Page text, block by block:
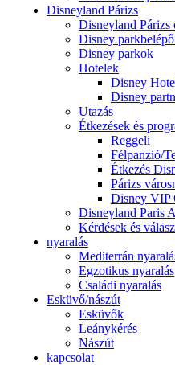
Disneyland Párizs
Disneyland Párizs
Disney
Disney parkok
Hotelek
Disney
Disney
Utazás
Étkezések és
Reggeli
Félpanzió/
Étkezés
Párizs
Disney VIP
Disneyland Paris
Kérdések és
nyaralás
Mediterrán
Egzotikus nyaralás
Családi nyaralás
Esküvő/nászút
Esküvők
Leánykérés
Nászút
kapcsolat